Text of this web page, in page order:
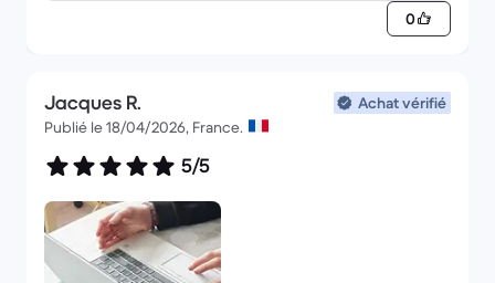
0
Jacques R.
Achat vérifié
Publié le 18/04/2026, France.
5/5